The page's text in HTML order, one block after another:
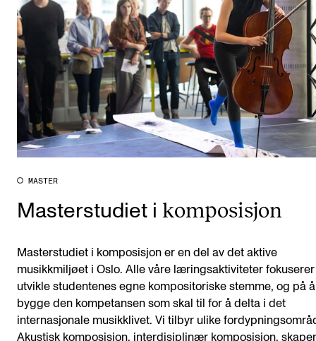
MASTER
Masterstudiet i komposisjon
Masterstudiet i komposisjon er en del av det aktive
musikkmiljøet i Oslo. Alle våre læringsaktiviteter
utvikle studentenes egne kompositoriske stemme, og på å
bygge den kompetansen som skal til for å delta i det
internasjonale musikklivet. Vi tilbyr ulike
Akustisk komposisjon, interdisiplinær komposisjon,